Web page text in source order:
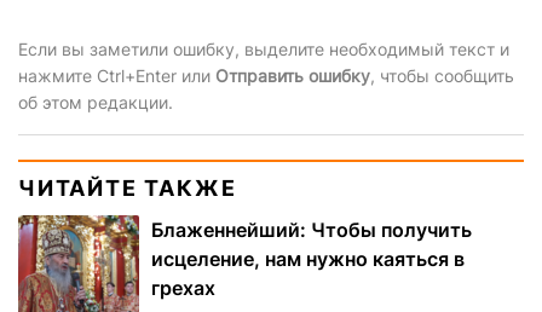
Если вы заметили ошибку, выделите необходимый текст и
нажмите Ctrl+Enter или Отправить ошибку, чтобы сообщить
об этом редакции.
ЧИТАЙТЕ ТАКЖЕ
Блаженнейший: Чтобы получить
исцеление, нам нужно каяться в
грехах